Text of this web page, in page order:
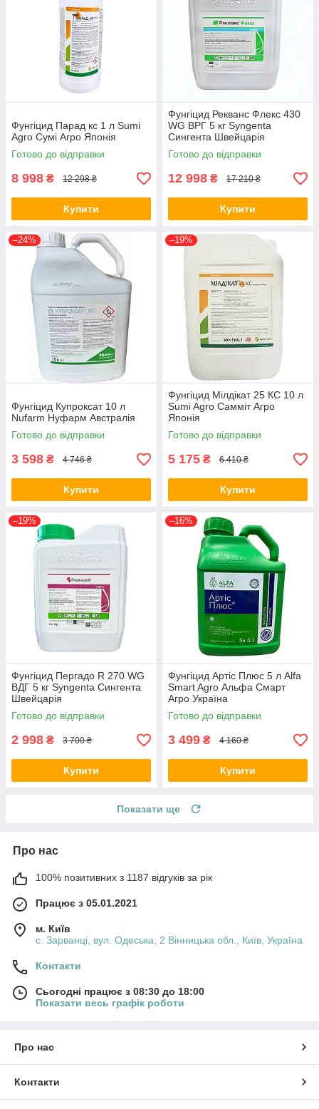
Фунгіцид Парад кс 1 л Sumi
Agro Сумі Агро Японія
Готово до відправки
8 998 ₴ 12 298 ₴
Купити
Фунгіцид Рекванс Флекс 430
WG ВРГ 5 кг Syngenta
Сингента Швейцарія
Готово до відправки
12 998 ₴ 17 210 ₴
Купити
–24%
Фунгіцид Купроксат 10 л
Nufarm Нуфарм Австралія
Готово до відправки
3 598 ₴ 4 746 ₴
Купити
–19%
Фунгіцид Мілдікат 25 КС 10 л
Sumi Agro Самміт Агро
Японія
Готово до відправки
5 175 ₴ 6 410 ₴
Купити
–19%
Фунгіцид Пергадо R 270 WG
ВДГ 5 кг Syngenta Сингента
Швейцарія
Готово до відправки
2 998 ₴ 3 700 ₴
Купити
–16%
Фунгіцид Артіс Плюс 5 л Alfa
Smart Agro Альфа Смарт
Агро Україна
Готово до відправки
3 499 ₴ 4 160 ₴
Купити
Показати ще
Про нас
100% позитивних з 1187 відгуків за рік
Працює з 05.01.2021
м. Київ
с. Зарванці, вул. Одеська, 2 Вінницька обл., Київ, Україна
Контакти
Сьогодні працює з 08:30 до 18:00
Показати весь графік роботи
Про нас
Контакти